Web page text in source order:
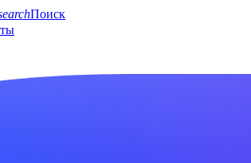
Поиск